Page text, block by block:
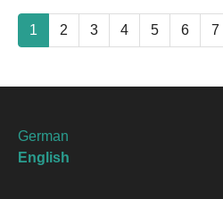
1 2 3 4 5 6 7
German
English